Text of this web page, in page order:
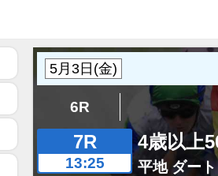
6R
7R
13:25
4歳以上
平地 ダー